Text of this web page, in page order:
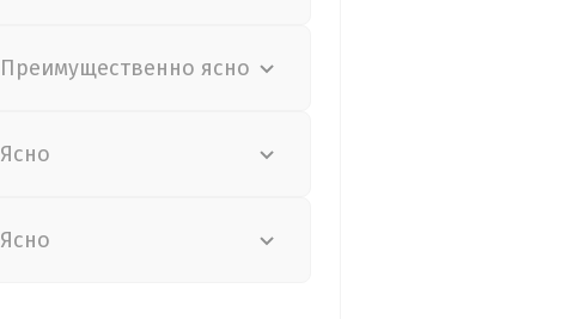
Преимущественно ясно
Ясно
Ясно